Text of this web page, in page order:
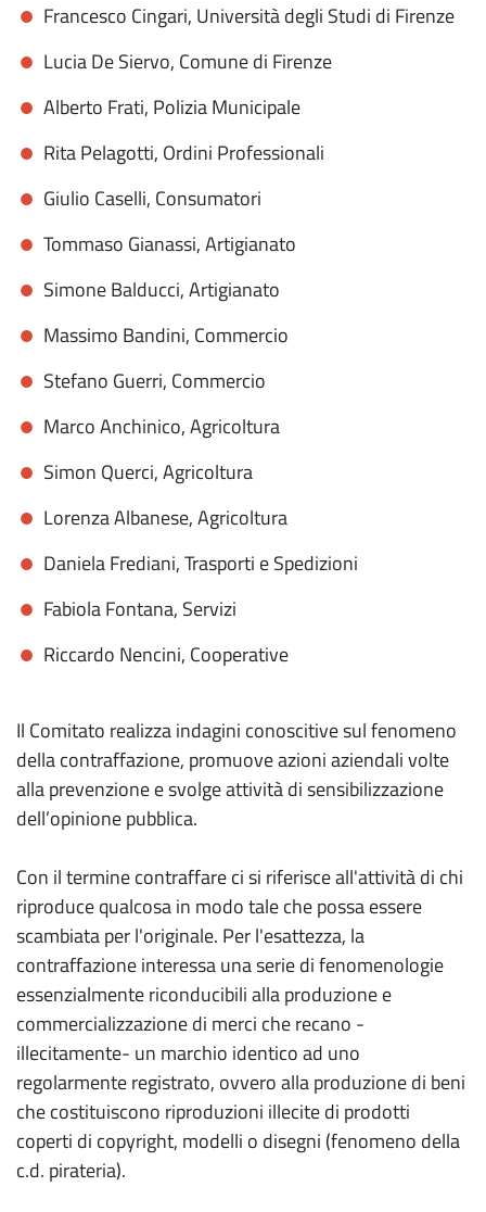
Francesco Cingari, Università degli Studi di Firenze
Lucia De Siervo, Comune di Firenze
Alberto Frati, Polizia Municipale
Rita Pelagotti, Ordini Professionali
Giulio Caselli, Consumatori
Tommaso Gianassi, Artigianato
Simone Balducci, Artigianato
Massimo Bandini, Commercio
Stefano Guerri, Commercio
Marco Anchinico, Agricoltura
Simon Querci, Agricoltura
Lorenza Albanese, Agricoltura
Daniela Frediani, Trasporti e Spedizioni
Fabiola Fontana, Servizi
Riccardo Nencini, Cooperative
Il Comitato realizza indagini conoscitive sul fenomeno
della contraffazione, promuove azioni aziendali volte
alla prevenzione e svolge attività di sensibilizzazione
dell’opinione pubblica.
Con il termine contraffare ci si riferisce all'attività di chi
riproduce qualcosa in modo tale che possa essere
scambiata per l'originale. Per l'esattezza, la
contraffazione interessa una serie di fenomenologie
essenzialmente riconducibili alla produzione e
commercializzazione di merci che recano -
illecitamente- un marchio identico ad uno
regolarmente registrato, ovvero alla produzione di beni
che costituiscono riproduzioni illecite di prodotti
coperti di copyright, modelli o disegni (fenomeno della
c.d. pirateria).